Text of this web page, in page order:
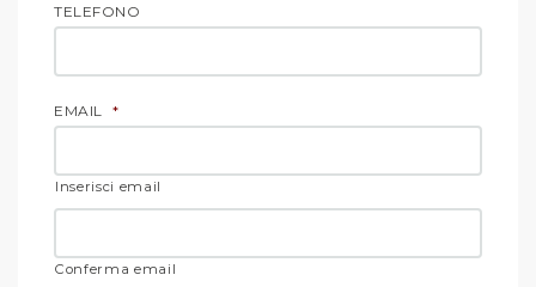
TELEFONO
EMAIL *
Inserisci email
Conferma email